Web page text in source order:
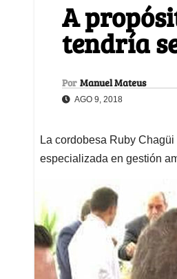
A
tendría
Por Manuel Mateus
AGO 9, 2018
La cordobesa Ruby
especializada en gestión